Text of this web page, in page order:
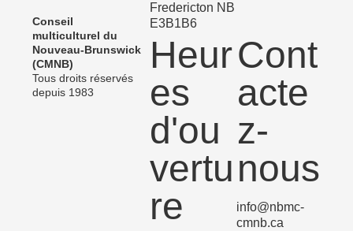
Conseil
multiculturel du
Nouveau-Brunswick
(CMNB)
Tous droits réservés
depuis 1983
Fredericton NB
E3B1B6
Heur
es
d'ou
vertu
re
Cont
acte
z-
nous
info@nbmc-
cmnb.ca